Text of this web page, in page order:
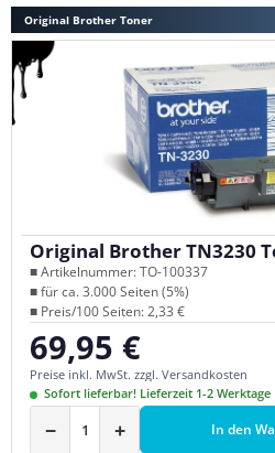
Original Brother Toner
Original Brother TN3230
■ Artikelnummer: TO-100337
■ für ca. 3.000 Seiten (5%)
■ Preis/100 Seiten: 2,33 €
Regulärer Preis:
69,95 €
Preise inkl. MwSt. zzgl. Versandkosten
Sofort lieferbar! Lieferzeit 1-2 Werktage
− + In den